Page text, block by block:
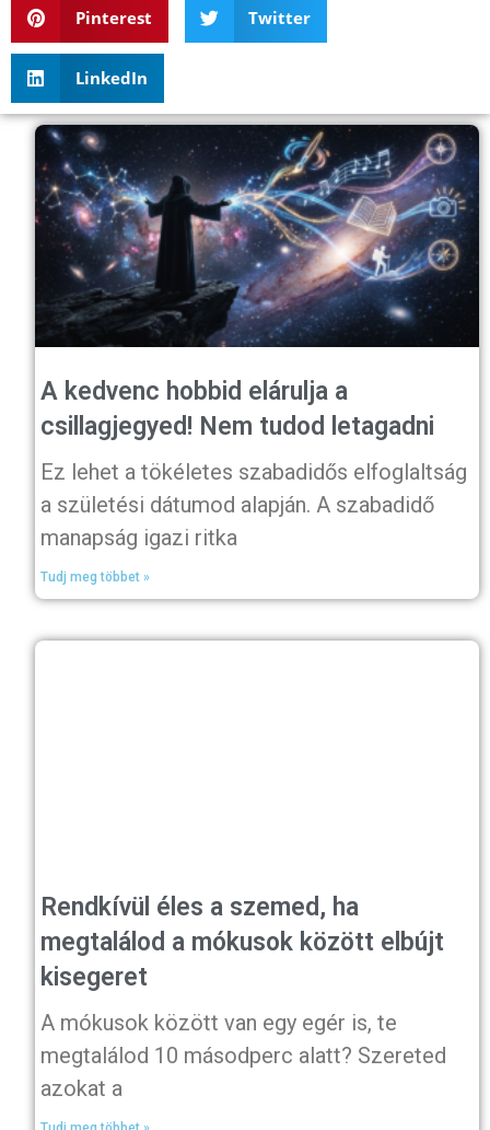
Pinterest Twitter
LinkedIn
A kedvenc hobbid elárulja a
csillagjegyed! Nem tudod letagadni
Ez lehet a tökéletes szabadidős elfoglaltság
a születési dátumod alapján. A szabadidő
manapság igazi ritka
Tudj meg többet »
Rendkívül éles a szemed, ha
megtalálod a mókusok között elbújt
kisegeret
A mókusok között van egy egér is, te
megtalálod 10 másodperc alatt? Szereted
azokat a